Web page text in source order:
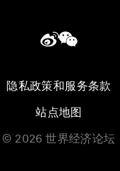
隐私政策和服务条款
站点地图
© 2026 世界经济论坛